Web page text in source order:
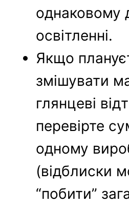
однаковому
освітленні.
Якщо
змішувати
глянцеві
перевірте
одному
(відблиски
“побити”